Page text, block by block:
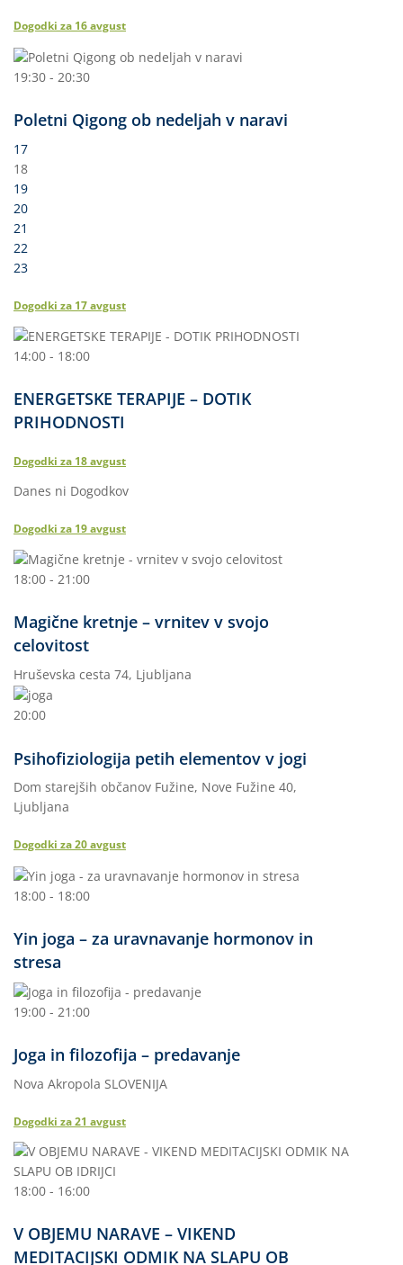
Dogodki za 16avgust
19:30 - 20:30
Poletni Qigong ob nedeljah v naravi
17
18
19
20
21
22
23
Dogodki za 17avgust
14:00 - 18:00
ENERGETSKE TERAPIJE – DOTIK
PRIHODNOSTI
Dogodki za 18avgust
Danes ni Dogodkov
Dogodki za 19avgust
18:00 - 21:00
Magične kretnje – vrnitev v svojo
celovitost
Hruševska cesta 74, Ljubljana
20:00
Psihofiziologija petih elementov v jogi
Dom starejših občanov Fužine, Nove Fužine 40,
Ljubljana
Dogodki za20avgust
18:00 - 18:00
Yin joga – za uravnavanje hormonov in
stresa
19:00 - 21:00
Joga in filozofija – predavanje
Nova Akropola SLOVENIJA
Dogodki za21 avgust
18:00 - 16:00
V OBJEMU NARAVE – VIKEND
MEDITACIJSKI ODMIK NA SLAPU OB